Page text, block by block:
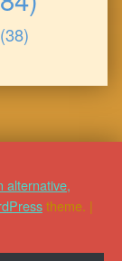
(38)
alternative,
theme. |